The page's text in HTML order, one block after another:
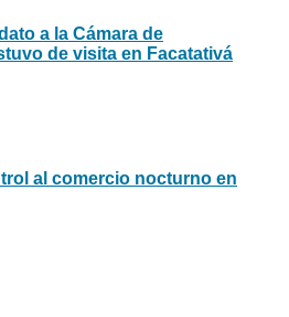
a la Cámara de
de visita en Facatativá
al comercio nocturno en